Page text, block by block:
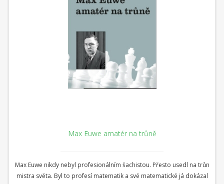
Max Euwe amatér na trůně
Max Euwe nikdy nebyl profesionálním šachistou. Přesto usedl na trůn
mistra světa. Byl to profesí matematik a své matematické já dokázal